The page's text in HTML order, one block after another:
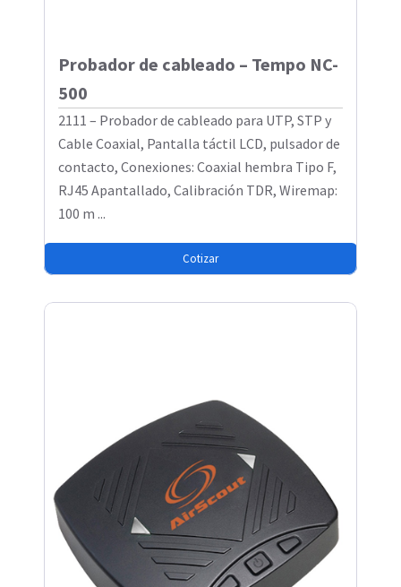
Probador de cableado – Tempo NC-
500
2111 – Probador de cableado para UTP, STP y
Cable Coaxial, Pantalla táctil LCD, pulsador de
contacto, Conexiones: Coaxial hembra Tipo F,
RJ45 Apantallado, Calibración TDR, Wiremap:
100 m ...
Cotizar